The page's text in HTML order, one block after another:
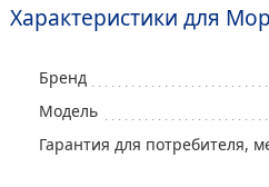
Характеристики для
Бренд
Модель
Гарантия для потребителя,